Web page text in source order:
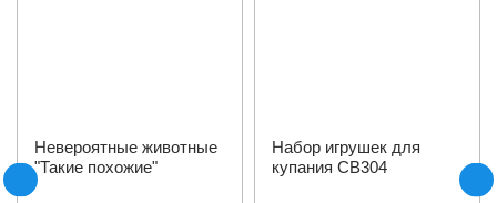
Невероятные животные
"Такие похожие"
Набор игрушек для
купания СВ304